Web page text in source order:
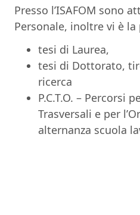
Presso l’ISAFOM sono
Personale, inoltre vi è
tesi di Laurea,
tesi di Dottorato,
ricerca
P.C.T.O. – Percorsi
Trasversali e per
alternanza scuola